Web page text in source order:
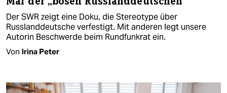
Der SWR zeigt eine Doku, die Stereotype über
Russlanddeutsche verfestigt. Mit anderen legt unsere
Autorin Beschwerde beim Rundfunkrat ein.
Von Irina Peter